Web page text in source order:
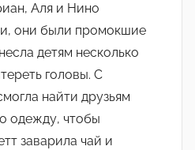
Аля и Нино
они были промокшие
детям несколько
головы. С
найти друзьям
одежду, чтобы
заварила чай и